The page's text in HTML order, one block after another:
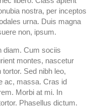
nostra, per inceptos
urna. Duis magna
non, ipsum.
diam. Cum sociis
montes, nascetur
Sed nibh leo,
ac, massa. Cras id
Morbi at mi. In
Phasellus dictum.